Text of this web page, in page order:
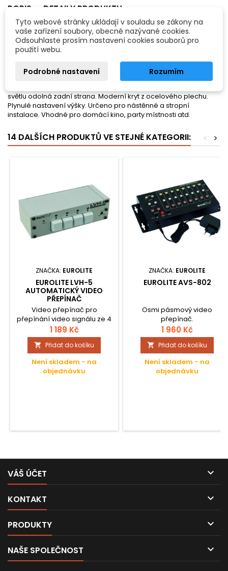
POPIS DETAILY PRODUKTU
Projekční plátno 16:9, 3 m x 1,68 m, 135"
Projekční plátno 16:9, 3 m x 1,68 m, 135" - roletové plátno s
pružinovým rollerem. Zesilovací faktor 1.0 pro univerzální použití.
Typ plátna D (difuzní) pro dokonalý světelný odraz, matné, bílé.
Vypnuté vzpěrkou pro udržení hladké struktury a stability, černé
světlu odolná zadní strana. Moderní kryt z ocelového plechu.
Plynulé nastavení výšky. Určeno pro nástěnné a stropní
instalace. Vhodné pro domácí kino, party místnosti atd.
14 DALŠÍCH PRODUKTŮ VE STEJNÉ KATEGORII: >
<
ZNAČKA: EUROLITE
EUROLITE LVH-5
AUTOMATICKÝ VIDEO
PŘEPÍNAČ
Video přepínač pro
přepínání video signálu ze 4
zdrojů do jednoho výstup.
1 189 Kč
 Přidat do košíku
Není skladem - na
objednávku
ZNAČKA: EUROLITE
EUROLITE AVS-802
Osmi pásmový video
přepínač.
1 960 Kč
 Přidat do košíku
Není skladem - na
objednávku
VÁŠ ÚČET 
KONTAKT 
PRODUKTY 
NAŠE SPOLEČNOST 
Tyto webové stránky ukládají v souladu se zákony na
vaše zařízení soubory, obecně nazývané cookies.
Odsouhlaste prosím nastavení cookies souborů pro
použití webu.
Podrobné nastavení Rozumím